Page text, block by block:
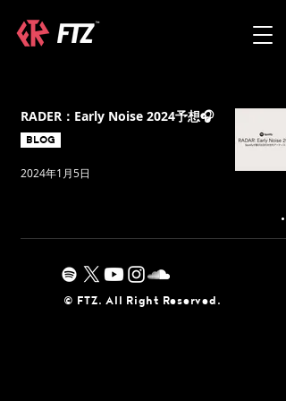
RADER：Early Noise 2024予想🎧
BLOG
2024年1月5日
©︎ FTZ. All Right Reserved.